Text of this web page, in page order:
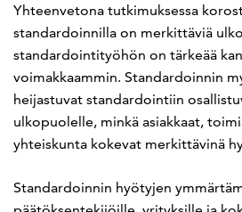
Yhteenvetona tutkimuksessa
standardoinnilla on merkittäviä
standardointityöhön on tärkeää
voimakkaammin. Standardoinnin
heijastuvat standardointiin
ulkopuolelle, minkä asiakkaat,
yhteiskunta kokevat merkittävinä
Standardoinnin hyötyjen